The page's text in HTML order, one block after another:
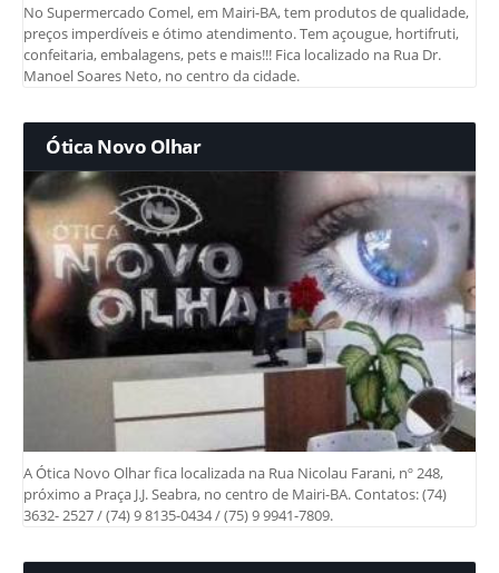
No Supermercado Comel, em Mairi-BA, tem produtos de qualidade,
preços imperdíveis e ótimo atendimento. Tem açougue, hortifruti,
confeitaria, embalagens, pets e mais!!! Fica localizado na Rua Dr.
Manoel Soares Neto, no centro da cidade.
Ótica Novo Olhar
A Ótica Novo Olhar fica localizada na Rua Nicolau Farani, nº 248,
próximo a Praça J.J. Seabra, no centro de Mairi-BA. Contatos: (74)
3632- 2527 / (74) 9 8135-0434 / (75) 9 9941-7809.